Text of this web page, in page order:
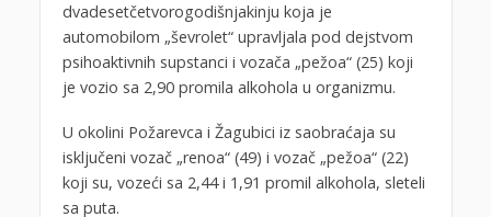
dvadesetčetvorogodišnjakinju koja je
automobilom „ševrolet“ upravljala pod dejstvom
psihoaktivnih supstanci i vozača „pežoa“ (25) koji
je vozio sa 2,90 promila alkohola u organizmu.
U okolini Požarevca i Žagubici iz saobraćaja su
isključeni vozač „renoa“ (49) i vozač „pežoa“ (22)
koji su, vozeći sa 2,44 i 1,91 promil alkohola, sleteli
sa puta.